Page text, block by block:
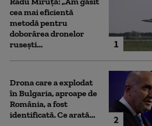
1
cea mai eficientă
metodă pentru
doborârea dronelor
rusești...
2
Drona care a explodat
în Bulgaria, aproape de
România, a fost
identificată. Ce arată...